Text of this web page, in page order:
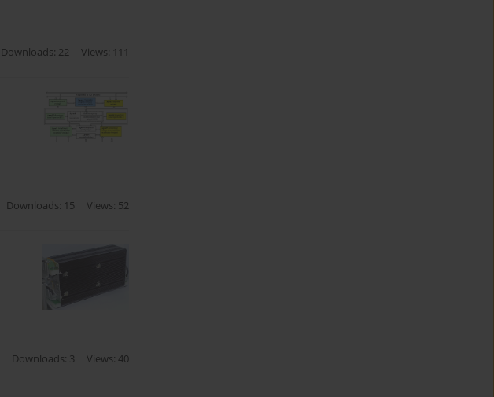
Downloads: 22 Views: 111
Downloads: 15 Views: 52
Downloads: 3 Views: 40